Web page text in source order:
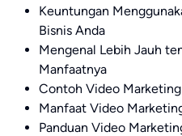
Keuntungan
Bisnis Anda
Mengenal Lebih Jauh
Manfaatnya
Contoh Video
Manfaat Video
Panduan Video